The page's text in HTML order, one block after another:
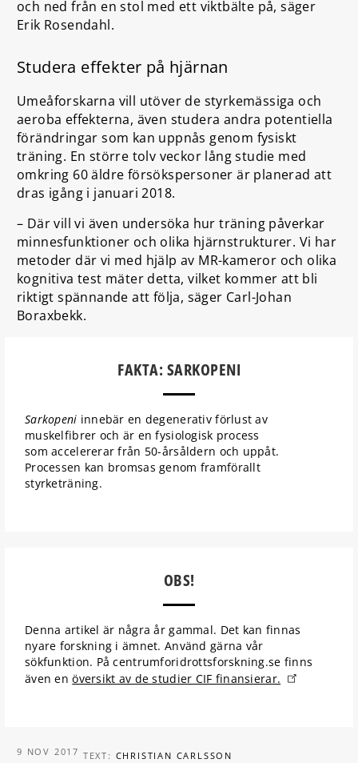
och ned från en stol med ett viktbälte på, säger
Erik Rosendahl.
Studera effekter på hjärnan
Umeåforskarna vill utöver de styrkemässiga och
aeroba effekterna, även studera andra potentiella
förändringar som kan uppnås genom fysiskt
träning. En större tolv veckor lång studie med
omkring 60 äldre försökspersoner är planerad att
dras igång i januari 2018.
– Där vill vi även undersöka hur träning påverkar
minnesfunktioner och olika hjärnstrukturer. Vi har
metoder där vi med hjälp av MR-kameror och olika
kognitiva test mäter detta, vilket kommer att bli
riktigt spännande att följa, säger Carl-Johan
Boraxbekk.
FAKTA: SARKOPENI
Sarkopeni innebär en degenerativ förlust av
muskelfibrer och är en fysiologisk process
som accelererar från 50-årsåldern och uppåt.
Processen kan bromsas genom framförallt
styrketräning.
OBS!
Denna artikel är några år gammal. Det kan finnas
nyare forskning i ämnet. Använd gärna vår
sökfunktion. På centrumforidrottsforskning.se finns
även enöversikt av de studier CIF finansierar.
9 NOV 2017 TEXT: CHRISTIAN CARLSSON